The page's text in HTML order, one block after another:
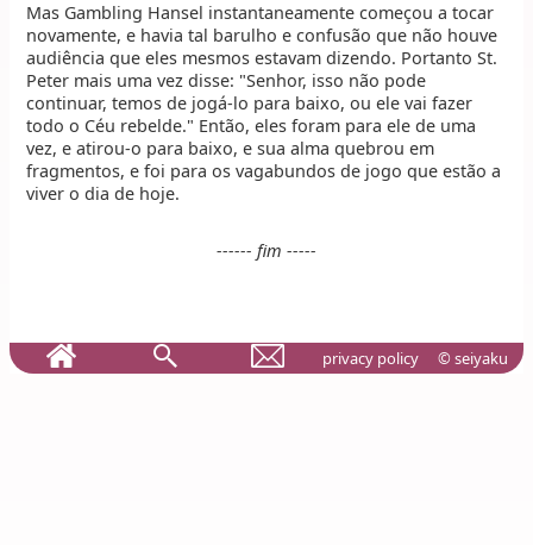
Mas Gambling Hansel instantaneamente começou a tocar
novamente, e havia tal barulho e confusão que não houve
audiência que eles mesmos estavam dizendo. Portanto St.
Peter mais uma vez disse: "Senhor, isso não pode
continuar, temos de jogá-lo para baixo, ou ele vai fazer
todo o Céu rebelde." Então, eles foram para ele de uma
vez, e atirou-o para baixo, e sua alma quebrou em
fragmentos, e foi para os vagabundos de jogo que estão a
viver o dia de hoje.
------ fim -----
privacy policy © seiyaku